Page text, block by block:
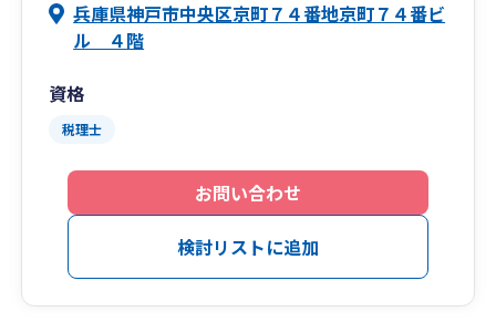
兵庫県神戸市中央区京町７４番地京町７４番ビ
ル ４階
資格
税理士
お問い合わせ
検討リストに追加